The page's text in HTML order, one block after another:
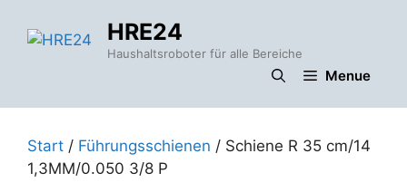
Inhalt
HRE24
Haushaltsroboter für alle Bereiche
Menue
Start / Führungsschienen / Schiene R 35 cm/14
1,3MM/0.050 3/8 P